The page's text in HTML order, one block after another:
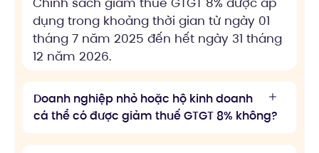
dụng trong khoảng thời gian từ ngày 01
tháng 7 năm 2025 đến hết ngày 31 tháng
12 năm 2026.
Doanh nghiệp nhỏ hoặc hộ kinh doanh
cá thể có được giảm thuế GTGT 8% không?